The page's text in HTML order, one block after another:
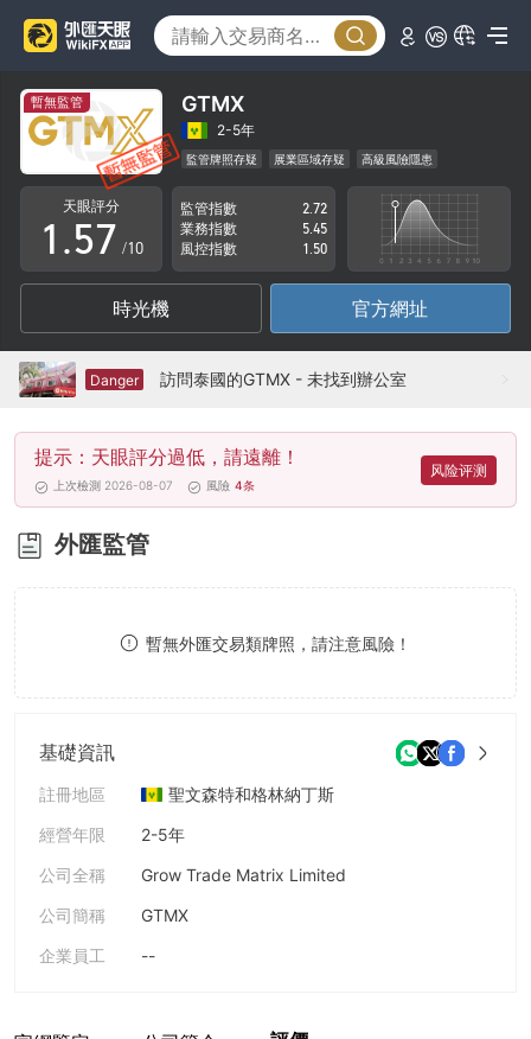
暫無監管 GTMX
2-5年
監管牌照存疑 展業區域存疑 高級風險隱患
天眼評分
0
1
2
3
4
5
6
7
8
.
1
2
3
4
5
6
7
8
9
3
4
5
6
7
8
9
/10
監管指數
2.72
業務指數
5.45
風控指數
1.50
時光機 官方網址
Danger 訪問泰國的GTMX - 未找到辦公室
提示：天眼評分過低，請遠離！
上次檢測 2026-08-07 風險 4条
风险评测
外匯監管
暫無外匯交易類牌照，請注意風險！
基礎資訊
註冊地區
聖文森特和格林納丁斯
經營年限
2-5年
公司全稱
Grow Trade Matrix Limited
公司簡稱
GTMX
企業員工
--